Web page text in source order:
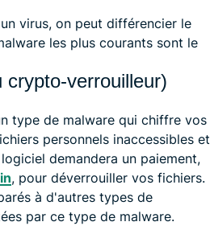
virus, on peut différencier le
les plus courants sont le
verrouilleur)
type de malware qui chiffre vos
personnels inaccessibles et
demandera un paiement,
, pour déverrouiller vos fichiers.
à d'autres types de
par ce type de malware.